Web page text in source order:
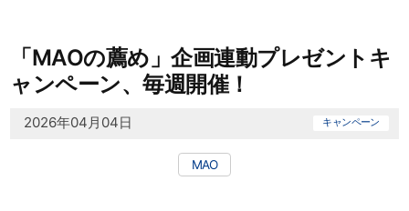
「MAOの薦め」企画連動プレゼントキ
ャンペーン、毎週開催！
2026年04月04日 キャンペーン
MAO